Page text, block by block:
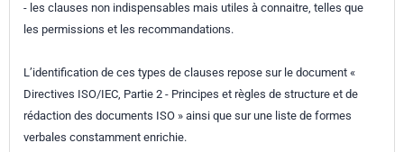
- les clauses non indispensables mais utiles à connaitre, telles que
les permissions et les recommandations.
L’identification de ces types de clauses repose sur le document «
Directives ISO/IEC, Partie 2 - Principes et règles de structure et de
rédaction des documents ISO » ainsi que sur une liste de formes
verbales constamment enrichie.